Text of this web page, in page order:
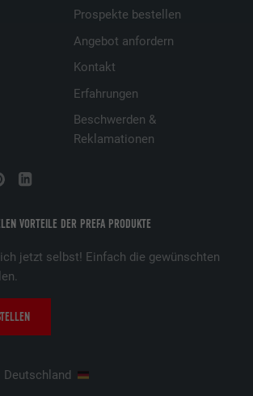
VORTEILE DER PREFA PRODUKTE
jetzt selbst! Einfach die gewünschten
Prospekte bestellen
Angebot anfordern
Kontakt
Erfahrungen
Beschwerden &
Reklamationen
Deutschland